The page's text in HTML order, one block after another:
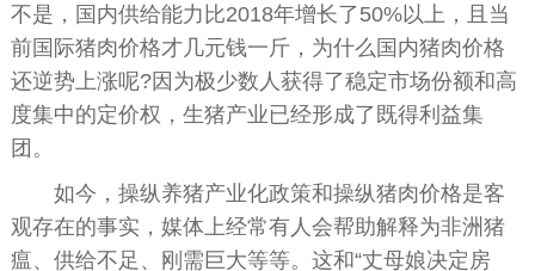
不是，国内供给能力比2018年增长了50%以上，且当
前国际猪肉价格才几元钱一斤，为什么国内猪肉价格
还逆势上涨呢?因为极少数人获得了稳定市场份额和高
度集中的定价权，生猪产业已经形成了既得利益集
团。
如今，操纵养猪产业化政策和操纵猪肉价格是客
观存在的事实，媒体上经常有人会帮助解释为非洲猪
瘟、供给不足、刚需巨大等等。这和“丈母娘决定房